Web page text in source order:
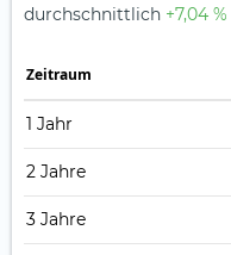
durchschnittlich +7,04 %
Zeitraum
1 Jahr
2 Jahre
3 Jahre